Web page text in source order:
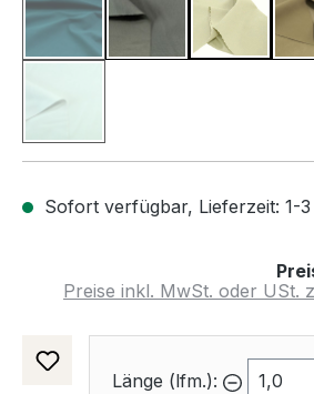
Petrol
(Diese Option ist zurzeit nicht
Grau
Sofort verfügbar, Lieferzeit: 1-3
Preise inkl. MwSt. oder USt.
Länge (lfm.):